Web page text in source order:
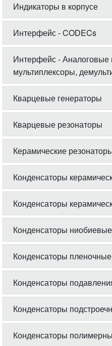
Индикаторы в корпусе
Интерфейс - CODECs
Интерфейс - Аналоговые
мультиплексоры,
Кварцевые генераторы
Кварцевые резонаторы
Керамические
Конденсаторы
Конденсаторы
Конденсаторы ниобиевые
Конденсаторы пленочные
Конденсаторы
Конденсаторы
Конденсаторы